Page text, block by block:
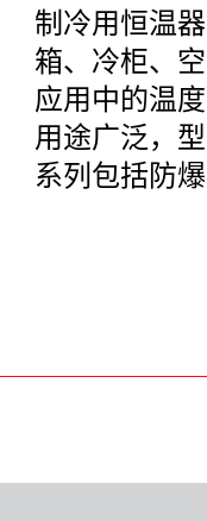
制冷用恒温
箱、冷柜、
应用中的温
用途广泛，
系列包括防爆